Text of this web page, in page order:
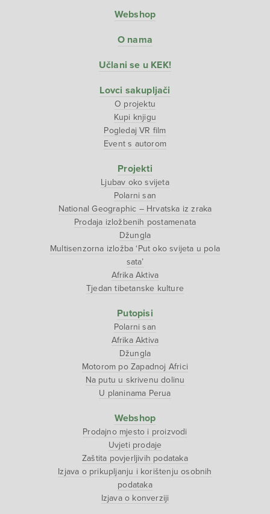
Webshop
O nama
Učlani se u KEK!
Lovci sakupljači
O projektu
Kupi knjigu
Pogledaj VR film
Event s autorom
Projekti
Ljubav oko svijeta
Polarni san
National Geographic – Hrvatska iz zraka
Prodaja izložbenih postamenata
Džungla
Multisenzorna izložba ‘Put oko svijeta u pola
sata’
Afrika Aktiva
Tjedan tibetanske kulture
Putopisi
Polarni san
Afrika Aktiva
Džungla
Motorom po Zapadnoj Africi
Na putu u skrivenu dolinu
U planinama Perua
Webshop
Prodajno mjesto i proizvodi
Uvjeti prodaje
Zaštita povjerljivih podataka
Izjava o prikupljanju i korištenju osobnih
podataka
Izjava o konverziji